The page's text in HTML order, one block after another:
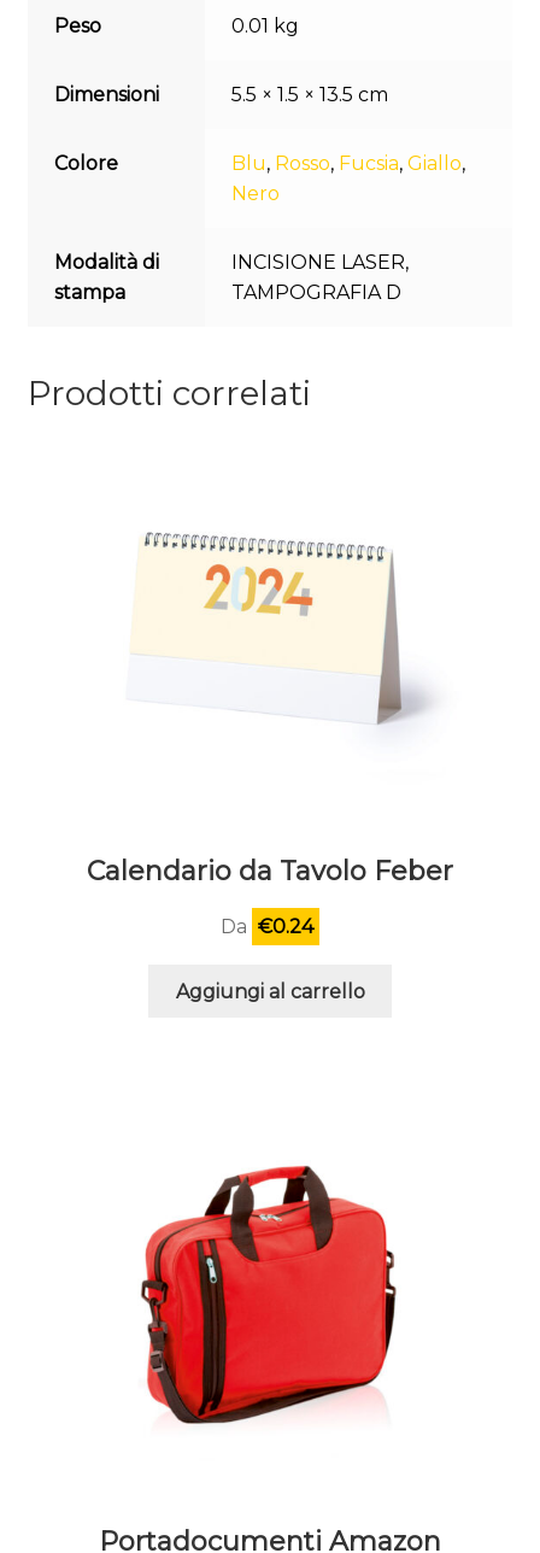
Peso 0.01 kg
Dimensioni 5.5 × 1.5 × 13.5 cm
Colore Blu, Rosso, Fucsia,Giallo,
Nero
Modalità di
stampa
INCISIONE LASER,
TAMPOGRAFIA D
Prodotti correlati
Calendario da Tavolo Feber
Da €0.24
Aggiungi al carrello
Portadocumenti Amazon